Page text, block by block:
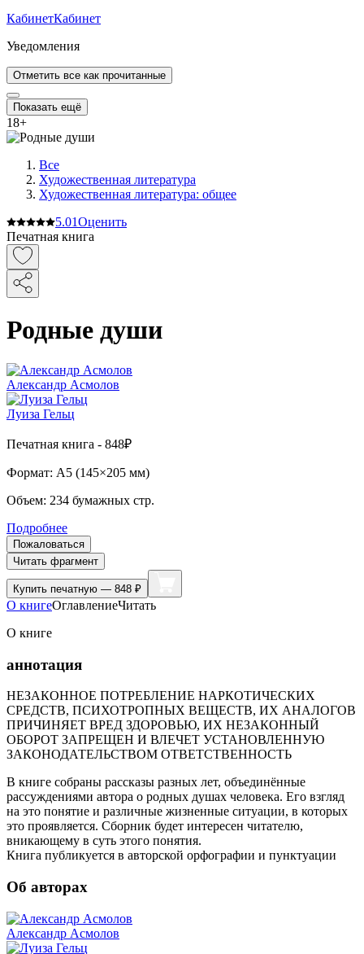
КабинетКабинет
Уведомления
Отметить все как прочитанные
Показать ещё
18+
Все
Художественная литература
Художественная литература: общее
5.01Оценить
Печатная книга
Родные души
Александр Асмолов
Луиза Гельц
Печатная книга - 848₽
Формат: A5 (145×205 мм)
Объем: 234 бумажных стр.
Подробнее
Пожаловаться
Читать фрагмент
Купить печатную — 848 ₽
О книгеОглавлениеЧитать
О книге
аннотация
НЕЗАКОННОЕ ПОТРЕБЛЕНИЕ НАРКОТИЧЕСКИХ
СРЕДСТВ, ПСИХОТРОПНЫХ ВЕЩЕСТВ, ИХ АНАЛОГОВ
ПРИЧИНЯЕТ ВРЕД ЗДОРОВЬЮ, ИХ НЕЗАКОННЫЙ
ОБОРОТ ЗАПРЕЩЕН И ВЛЕЧЕТ УСТАНОВЛЕННУЮ
ЗАКОНОДАТЕЛЬСТВОМ ОТВЕТСТВЕННОСТЬ
В книге собраны рассказы разных лет, объединённые
рассуждениями автора о родных душах человека. Его взгляд
на это понятие и различные жизненные ситуации, в которых
это проявляется. Сборник будет интересен читателю,
вникающему в суть этого понятия.
Книга публикуется в авторской орфографии и пунктуации
Об авторах
Александр Асмолов